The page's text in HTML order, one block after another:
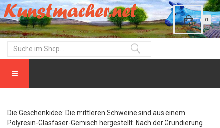
0
Die Geschenkidee: Die mittleren Schweine sind aus einem
Polyresin-Glasfaser-Gemisch hergestellt. Nach der Grundierung